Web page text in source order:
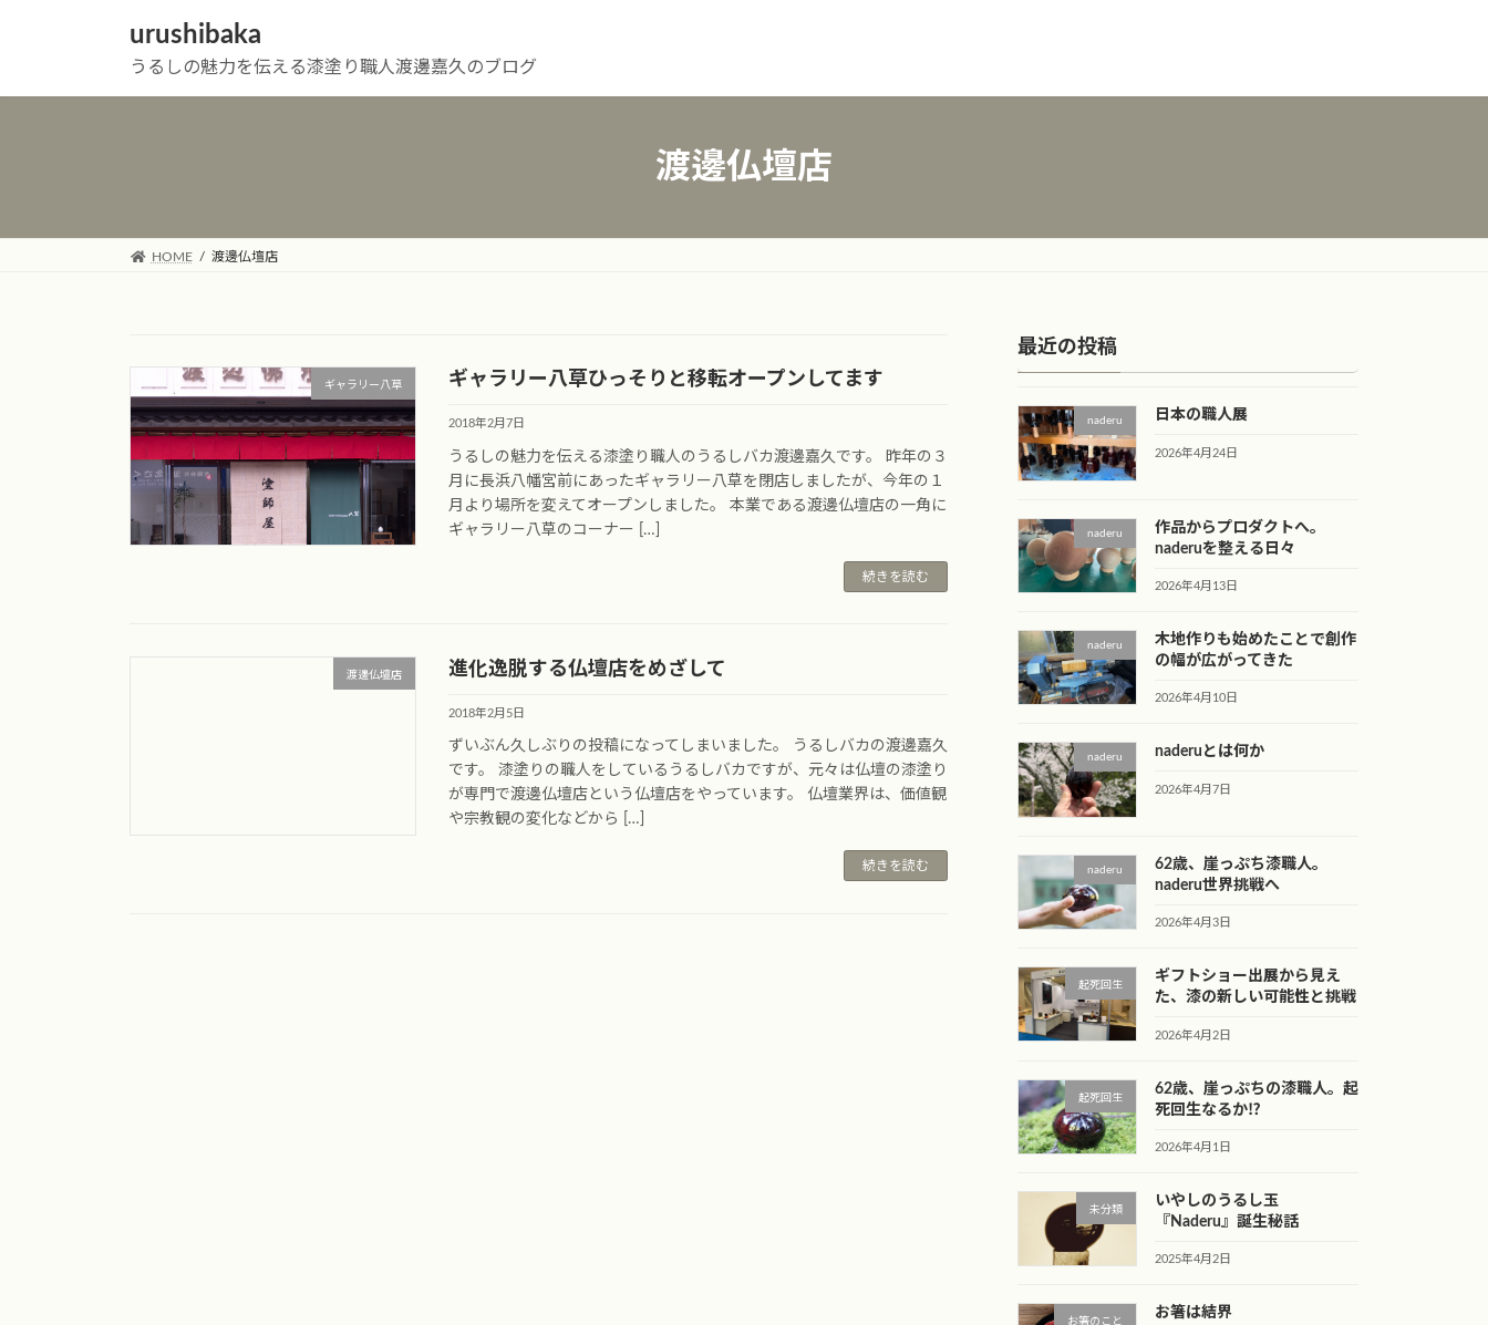
urushibaka
うるしの魅力を伝える漆塗り職人渡邊嘉久のブログ
渡邊仏壇店
HOME 渡邊仏壇店
ギャラリー八草 ギャラリー八草ひっそりと移転オープンしてます
2018年2月7日
うるしの魅力を伝える漆塗り職人のうるしバカ渡邊嘉久です。 昨年の３
月に長浜八幡宮前にあったギャラリー八草を閉店しましたが、今年の１
月より場所を変えてオープンしました。 本業である渡邊仏壇店の一角に
ギャラリー八草のコーナー […]
続きを読む
渡邊仏壇店 進化逸脱する仏壇店をめざして
2018年2月5日
ずいぶん久しぶりの投稿になってしまいました。 うるしバカの渡邊嘉久
です。 漆塗りの職人をしているうるしバカですが、元々は仏壇の漆塗り
が専門で渡邊仏壇店という仏壇店をやっています。 仏壇業界は、価値観
や宗教観の変化などから […]
続きを読む
最近の投稿
naderu 日本の職人展
2026年4月24日
naderu
作品からプロダクトへ。
naderuを整える日々
2026年4月13日
naderu
木地作りも始めたことで創作
の幅が広がってきた
2026年4月10日
naderu naderuとは何か
2026年4月7日
naderu
62歳、崖っぷち漆職人。
naderu世界挑戦へ
2026年4月3日
起死回生
ギフトショー出展から見え
た、漆の新しい可能性と挑戦
2026年4月2日
起死回生
62歳、崖っぷちの漆職人。起
死回生なるか⁉︎
2026年4月1日
未分類
いやしのうるし玉
『Naderu』誕生秘話
2025年4月2日
お箸のこと
お箸は結界